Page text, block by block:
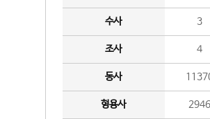
수사 3
조사 4
동사
형용사 2946